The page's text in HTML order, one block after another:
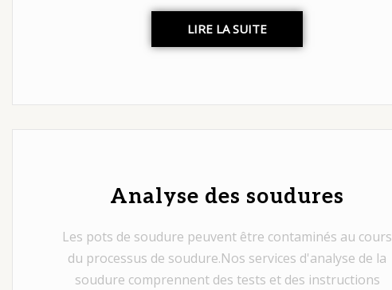
LIRE LA SUITE
Analyse des soudures
Les pots de soudure peuvent être contaminés au cours
du processus de soudure.Nos services d'analyse de la
soudure comprennent des tests et des instructions